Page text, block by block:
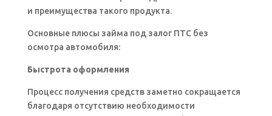
и преимущества такого продукта.
Основные плюсы займа под залог ПТС без
осмотра автомобиля:
Быстрота оформления
Процесс получения средств заметно сокращается
благодаря отсутствию необходимости